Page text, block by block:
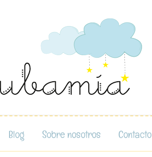
Blog Sobre nosotros Contacto